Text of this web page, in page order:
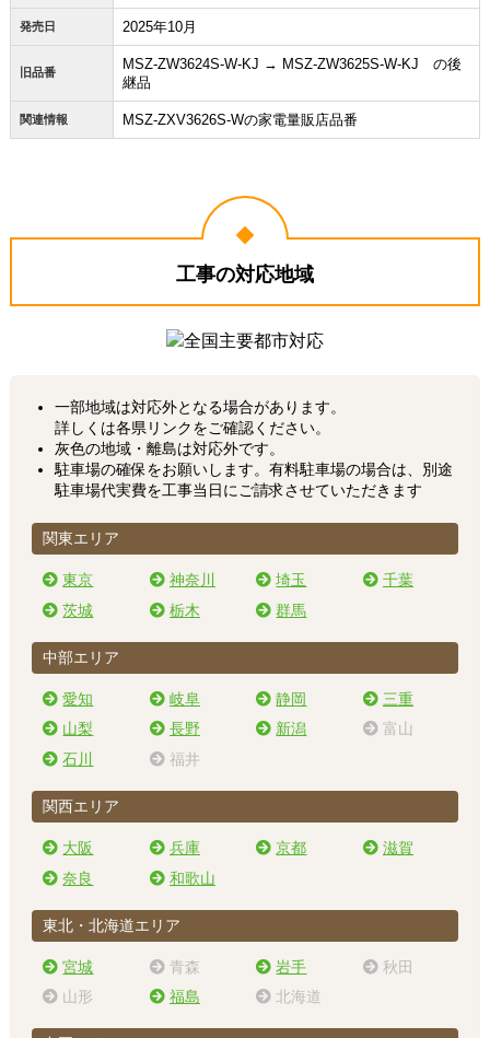
発売日 2025年10月
旧品番
MSZ-ZW3624S-W-KJ → MSZ-ZW3625S-W-KJ の後
継品
関連情報 MSZ-ZXV3626S-Wの家電量販店品番
工事の対応地域
一部地域は対応外となる場合があります。
詳しくは各県リンクをご確認ください。
灰色の地域・離島は対応外です。
駐車場の確保をお願いします。有料駐車場の場合は、別途
駐車場代実費を工事当日にご請求させていただきます
関東エリア
東京 神奈川 埼玉
千葉
茨城
栃木 群馬
中部エリア
愛知 岐阜 静岡
三重
山梨
長野 新潟
富山
石川
福井
関西エリア
大阪 兵庫 京都
滋賀
奈良
和歌山
東北・北海道エリア
宮城 青森 岩手
秋田
山形
福島 北海道